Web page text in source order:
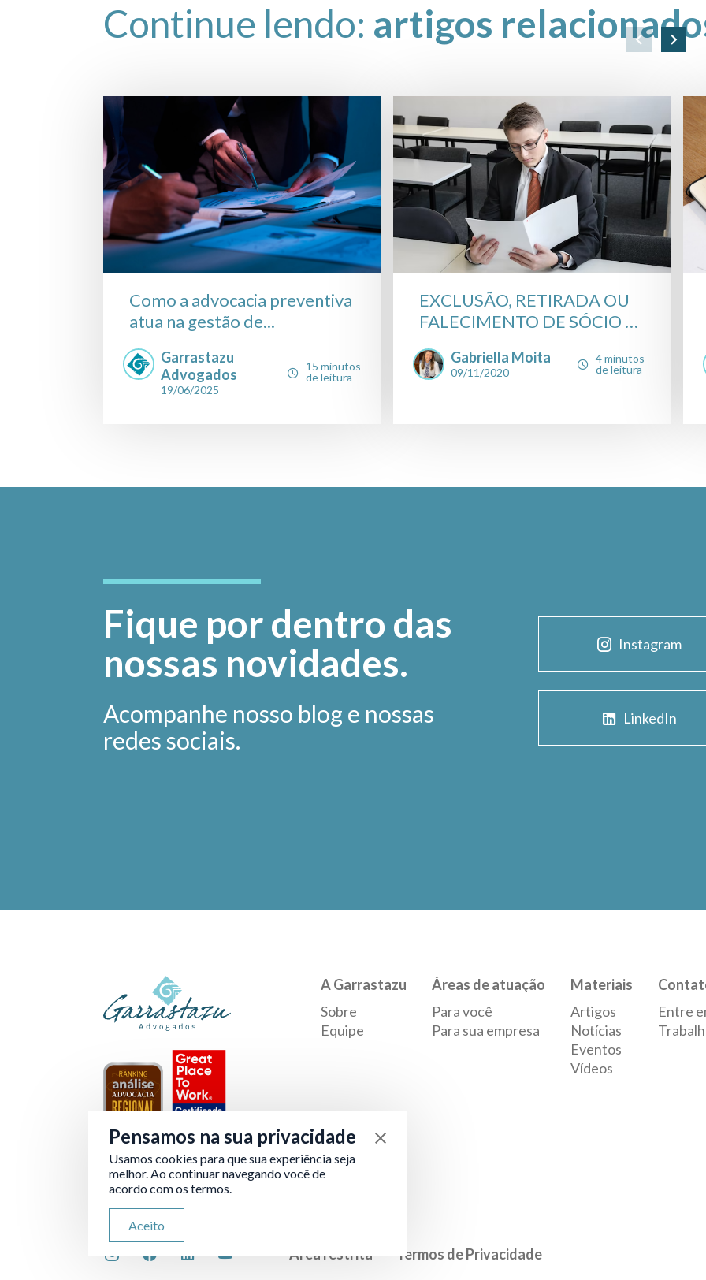
Continue lendo: artigos
Como a advocacia preventiva
atua na gestão de...
Garrastazu
Advogados
19/06/2025
15 minutos
de leitura
EXCLUSÃO, RETIRADA OU
FALECIMENTO DE SÓCIO E
Gabriella Moita
09/11/2020
4 minutos
de leitura
Fique por dentro das
nossas novidades.
Acompanhe nosso blog e nossas
redes sociais.
Instagram
LinkedIn
Verificada por
A Garrastazu
Sobre
Equipe
Áreas de atuação
Para você
Para sua empresa
Materiais
Artigos
Notícias
Eventos
Vídeos
Entre
Área restrita Termos de Privacidade
Pensamos na sua privacidade
Usamos cookies para que sua experiência seja
melhor. Ao continuar navegando você de
acordo com os termos.
Aceito